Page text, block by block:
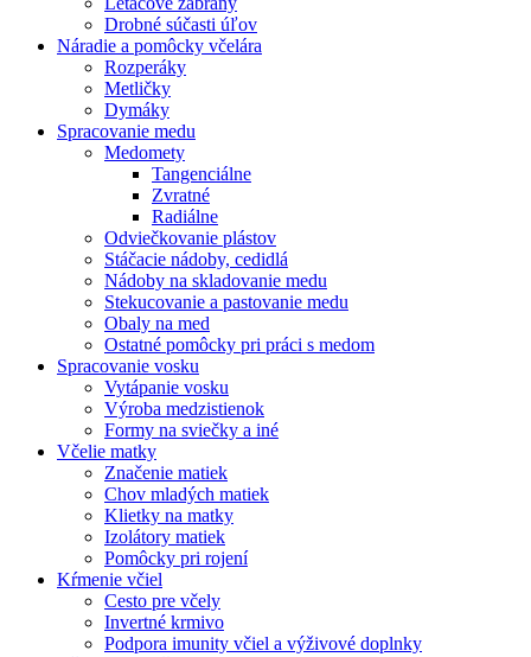
Drobné súčasti úľov
Náradie a pomôcky včelára
Rozperáky
Metličky
Dymáky
Spracovanie medu
Medomety
Tangenciálne
Zvratné
Radiálne
Odviečkovanie plástov
Stáčacie nádoby, cedidlá
Nádoby na skladovanie medu
Stekucovanie a pastovanie medu
Obaly na med
Ostatné pomôcky pri práci s medom
Spracovanie vosku
Vytápanie vosku
Výroba medzistienok
Formy na sviečky a iné
Včelie matky
Značenie matiek
Chov mladých matiek
Klietky na matky
Izolátory matiek
Pomôcky pri rojení
Kŕmenie včiel
Cesto pre včely
Invertné krmivo
Podpora imunity včiel a výživové doplnky